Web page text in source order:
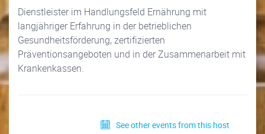
Dienstleister im Handlungsfeld Ernährung mit
langjähriger Erfahrung in der betrieblichen
Gesundheitsförderung, zertifizierten
Präventionsangeboten und in der Zusammenarbeit mit
Krankenkassen.
See other events from this host